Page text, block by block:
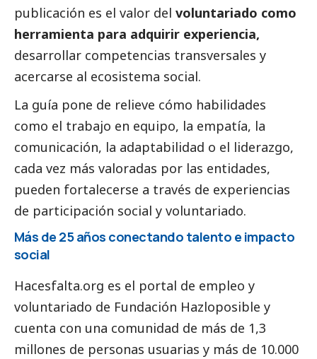
publicación es el valor del voluntariado como
herramienta para adquirir experiencia,
desarrollar competencias transversales y
acercarse al ecosistema social.
La guía pone de relieve cómo habilidades
como el trabajo en equipo, la empatía, la
comunicación, la adaptabilidad o el liderazgo,
cada vez más valoradas por las entidades,
pueden fortalecerse a través de experiencias
de participación social y voluntariado.
Más de 25 años conectando talento e impacto
social
Hacesfalta.org es el portal de empleo y
voluntariado de Fundación Hazloposible y
cuenta con una comunidad de más de 1,3
millones de personas usuarias y más de 10.000